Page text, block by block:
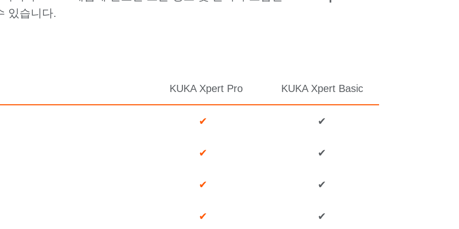
있습니다.
KUKA Xpert Pro KUKA Xpert Basic
✔ ✔
✔ ✔
✔ ✔
✔ ✔